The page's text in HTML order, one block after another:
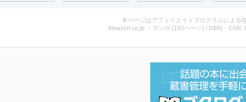
本ページはアフィリエイトプログラムによる
Amazon.co.jp ・マンガ (192ページ) / ISBN・EAN: